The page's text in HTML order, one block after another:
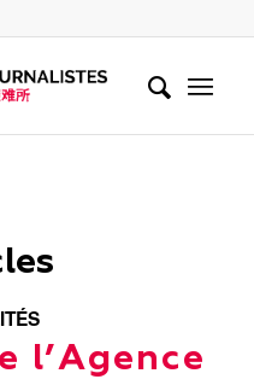
l’Agence